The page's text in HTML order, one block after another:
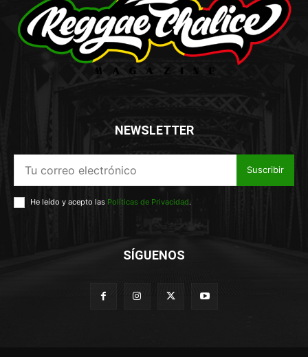
NEWSLETTER
Suscribir
He leído y acepto las Políticas de Privacidad.
SÍGUENOS